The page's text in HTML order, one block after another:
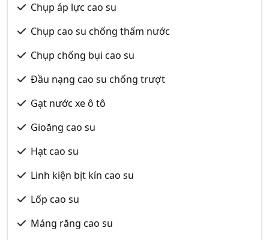
Chụp áp lực cao su
Chụp cao su chống thấm nước
Chụp chống bụi cao su
Đầu nạng cao su chống trượt
Gạt nước xe ô tô
Gioăng cao su
Hạt cao su
Linh kiện bịt kín cao su
Lốp cao su
Máng răng cao su